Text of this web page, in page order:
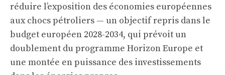
réduire l’exposition des économies européennes
aux chocs pétroliers — un objectif repris dans le
budget européen 2028-2034, qui prévoit un
doublement du programme Horizon Europe et
une montée en puissance des investissements